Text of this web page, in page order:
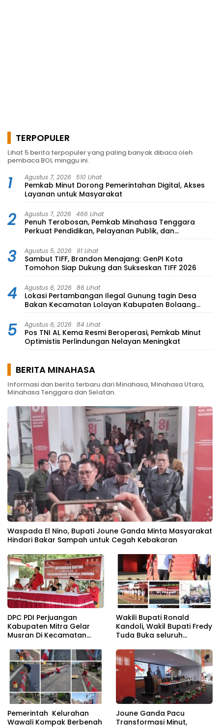
TERPOPULER
Lihat 5 berita terpopuler yang paling banyak dibaca oleh
pembaca BOL minggu ini.
1 Agustus 7, 2026 510 Lihat
Pemkab Minut Dorong Pemerintahan Digital, Akses
Layanan untuk Masyarakat
2 Agustus 7, 2026 466 Lihat
Penuh Terobosan, Pemkab Minahasa Tenggara
Perkuat Pendidikan, Pelayanan Publik, dan
Kesehatan
3 Agustus 5, 2026 91 Lihat
Sambut TIFF, Brandon Menajang: ​GenPI Kota
Tomohon Siap Dukung dan Sukseskan TIFF 2026
4 Agustus 6, 2026 86 Lihat
Lokasi Pertambangan Ilegal Gunung tagin Desa
Bakan Kecamatan Lolayan Kabupaten Bolaang
Mongondow di perkebunan Lolotut Target
Bareskrim TIPEDTER MABES POLRI
5 Agustus 6, 2026 84 Lihat
Pos TNI AL Kema Resmi Beroperasi, Pemkab Minut
Optimistis Perlindungan Nelayan Meningkat
BERITA MINAHASA
Informasi dan berita terbaru dari Minahasa, Minahasa Utara,
Minahasa Tenggara dan Selatan.
Waspada El Nino, Bupati Joune Ganda Minta Masyarakat
Hindari Bakar Sampah untuk Cegah Kebakaran
DPC PDI Perjuangan
Kabupaten Mitra Gelar
Musran Di Kecamatan
Wakili Bupati Ronald
Kandoli, Wakil Bupati Fredy
Tuda Buka seluruh
Meriahkan HUT RI ke 81
Pemerintah Kelurahan
Wawali Kompak Berbenah
Joune Ganda Pacu
Transformasi Minut,